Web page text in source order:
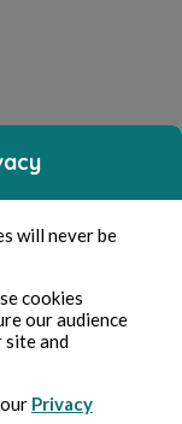
will never be
cookies
our audience
site and
Privacy